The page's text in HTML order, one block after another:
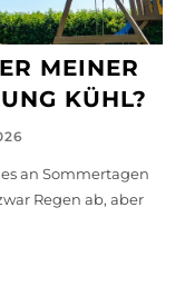
MEINER
KÜHL?
an Sommertagen
Regen ab, aber